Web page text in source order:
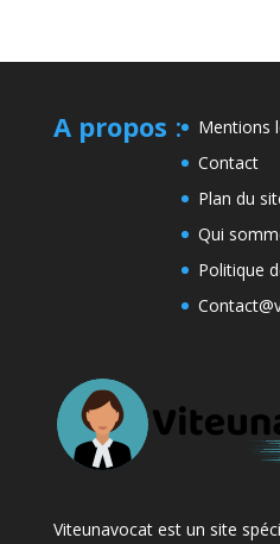
A propos :
Mentions
Contact
Plan du
Qui
Politique
Viteunavocat est un site